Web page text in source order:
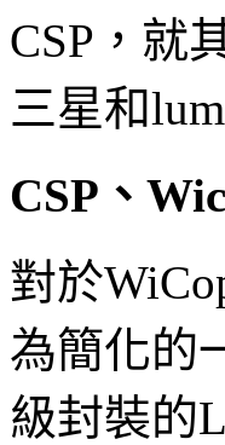
CSP，就
三星和
CSP、
對於
為簡化的
級封裝的